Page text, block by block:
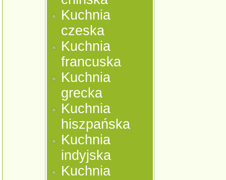
Kuchnia
czeska
Kuchnia
francuska
Kuchnia
grecka
Kuchnia
hiszpańska
Kuchnia
indyjska
Kuchnia